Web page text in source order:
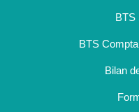
BTS
BTS
Bilan